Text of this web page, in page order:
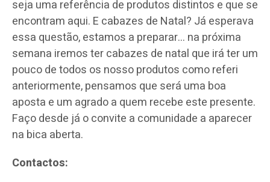
seja uma referência de produtos distintos e que se
encontram aqui. E cabazes de Natal? Já esperava
essa questão, estamos a preparar… na próxima
semana iremos ter cabazes de natal que irá ter um
pouco de todos os nosso produtos como referi
anteriormente, pensamos que será uma boa
aposta e um agrado a quem recebe este presente.
Faço desde já o convite a comunidade a aparecer
na bica aberta.
Contactos: